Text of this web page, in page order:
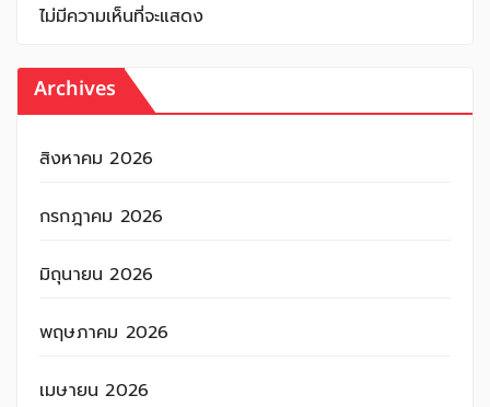
ไม่มีความเห็นที่จะแสดง
Archives
สิงหาคม 2026
กรกฎาคม 2026
มิถุนายน 2026
พฤษภาคม 2026
เมษายน 2026